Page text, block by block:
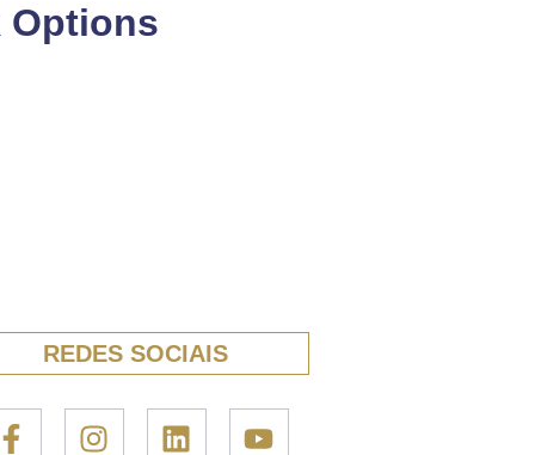
Options
REDES SOCIAIS